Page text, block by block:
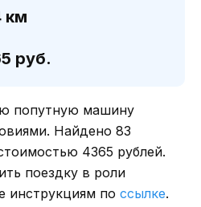
км
руб.
попутную машину
Найдено 83
4365 рублей.
поездку в роли
инструкциям по ссылке.